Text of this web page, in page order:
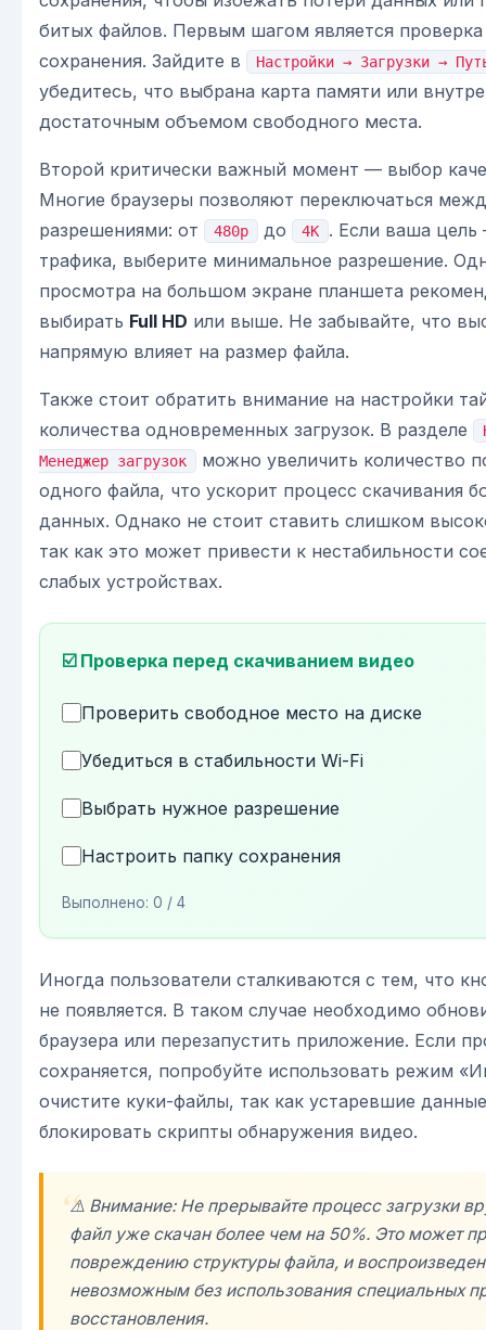
битых файлов. Первым шагом является проверка
сохранения. Зайдите в
Настройки → Загрузки →
убедитесь, что выбрана карта памяти или
достаточным объемом свободного места.
Второй критически важный момент — выбор
Многие браузеры позволяют переключаться
разрешениями: от
480p до 4K
. Если ваша
трафика, выберите минимальное разрешение.
просмотра на большом экране планшета
выбирать Full HD или выше. Не забывайте, что
напрямую влияет на размер файла.
Также стоит обратить внимание на настройки
количества одновременных загрузок. В разделе
Менеджер загрузок
можно увеличить количество
одного файла, что ускорит процесс скачивания
данных. Однако не стоит ставить слишком
так как это может привести к нестабильности
слабых устройствах.
☑️ Проверка перед скачиванием видео
Проверить свободное место на диске
Убедиться в стабильности Wi-Fi
Выбрать нужное разрешение
Настроить папку сохранения
Выполнено: 0 / 4
Иногда пользователи сталкиваются с тем, что
не появляется. В таком случае необходимо
браузера или перезапустить приложение. Если
сохраняется, попробуйте использовать режим
очистите куки-файлы, так как устаревшие
блокировать скрипты обнаружения видео.
⚠️ Внимание: Не прерывайте процесс загрузки
файл уже скачан более чем на 50%. Это может
повреждению структуры файла, и
невозможным без использования специальных
восстановления.